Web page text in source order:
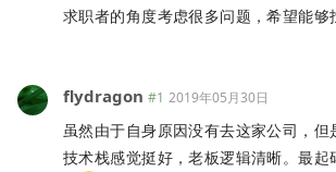
求职者的角度考虑很多问题，希望能够
flydragon #1 2019年05月30日
虽然由于自身原因没有去这家公司，但
技术栈感觉挺好，老板逻辑清晰。最